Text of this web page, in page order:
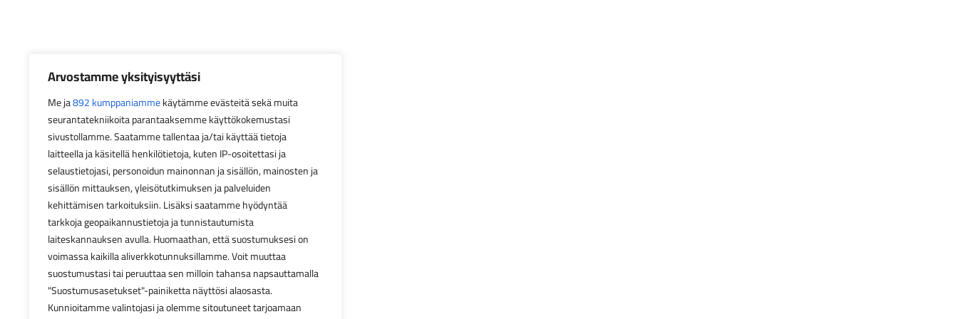
Arvostamme yksityisyyttäsi
Me ja892 kumppaniammekäytämme evästeitä sekä muita
seurantatekniikoita parantaaksemme käyttökokemustasi
sivustollamme. Saatamme tallentaa ja/tai käyttää tietoja
laitteella ja käsitellä henkilötietoja, kuten IP-osoitettasi ja
selaustietojasi, personoidun mainonnan ja sisällön, mainosten ja
sisällön mittauksen, yleisötutkimuksen ja palveluiden
kehittämisen tarkoituksiin. Lisäksi saatamme hyödyntää
tarkkoja geopaikannustietoja ja tunnistautumista
laiteskannauksen avulla. Huomaathan, että suostumuksesi on
voimassa kaikilla aliverkkotunnuksillamme. Voit muuttaa
suostumustasi tai peruuttaa sen milloin tahansa napsauttamalla
"Suostumusasetukset"-painiketta näyttösi alaosasta.
Kunnioitamme valintojasi ja olemme sitoutuneet tarjoamaan